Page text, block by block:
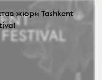
жюри Tashkent